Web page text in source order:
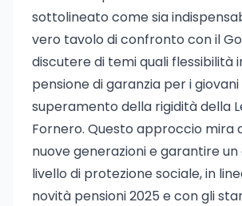
sottolineato come sia
vero tavolo di confronto con il
discutere di temi quali flessibilità
pensione di garanzia per i giovani
superamento della rigidità della
Fornero. Questo approccio mira
nuove generazioni e garantire
livello di protezione sociale, in
novità pensioni 2025 e con gli